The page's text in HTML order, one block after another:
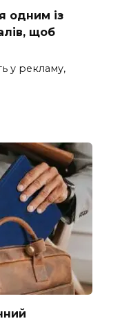
одним із
щоб
у рекламу,